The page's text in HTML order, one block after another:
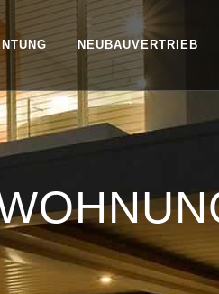
NEUBAUVERTRIEB